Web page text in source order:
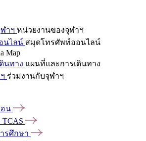
าฯ หน่วยงานของจุฬาฯ
นไลน์ สมุดโทรศัพท์ออนไลน์
Map
นทาง แผนที่และการเดินทาง
ร่วมงานกับจุฬาฯ
น
TCAS
รศึกษา